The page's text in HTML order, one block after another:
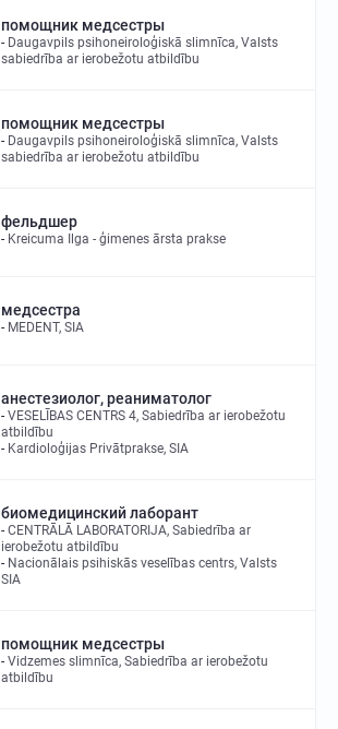
помощник медсестры
Daugavpils psihoneiroloģiskā slimnīca, Valsts
sabiedrība ar ierobežotu atbildību
помощник медсестры
Daugavpils psihoneiroloģiskā slimnīca, Valsts
sabiedrība ar ierobežotu atbildību
фельдшер
Kreicuma Ilga - ģimenes ārsta prakse
медсестра
MEDENT, SIA
анестезиолог, реаниматолог
VESELĪBAS CENTRS 4, Sabiedrība ar ierobežotu
atbildību
Kardioloģijas Privātprakse, SIA
биомедицинский лаборант
CENTRĀLĀ LABORATORIJA, Sabiedrība ar
ierobežotu atbildību
Nacionālais psihiskās veselības centrs, Valsts
SIA
помощник медсестры
Vidzemes slimnīca, Sabiedrība ar ierobežotu
atbildību